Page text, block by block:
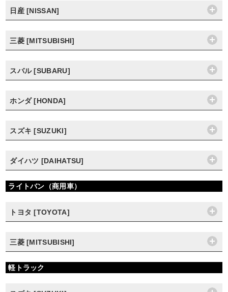
日産 [NISSAN]
三菱 [MITSUBISHI]
スバル [SUBARU]
ホンダ [HONDA]
スズキ [SUZUKI]
ダイハツ [DAIHATSU]
ライトバン（商用車）
トヨタ [TOYOTA]
三菱 [MITSUBISHI]
軽トラック